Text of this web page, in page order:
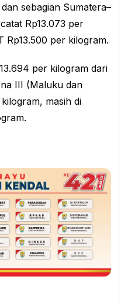
sebagian Sumatera–
Rp13.073 per
Rp13.500 per kilogram.
per kilogram dari
III (Maluku dan
masih di